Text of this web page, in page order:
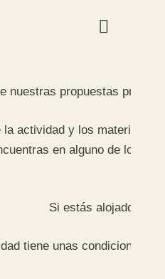
nuestras propuestas
la actividad y los materiales
en alguno de los
Si estás alojado
tiene unas condiciones